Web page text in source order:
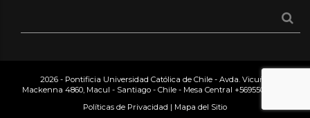
2026 - Pontificia Universidad Católica de Chile - Avda. Vicuña
Mackenna 4860, Macul - Santiago - Chile - Mesa Central +56955042000
Políticas de Privacidad | Mapa del Sitio